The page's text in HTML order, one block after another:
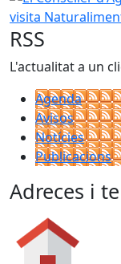
RSS
L'actualitat a un
Agenda
Avisos
Notícies
Publicacions
Adreces i